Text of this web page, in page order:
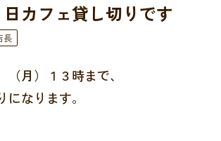
日カフェ貸し切りです
長
月）１３時まで、
なります。